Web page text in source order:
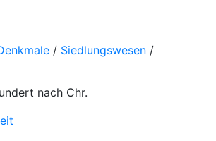
/ Siedlungswesen /
nach Chr.